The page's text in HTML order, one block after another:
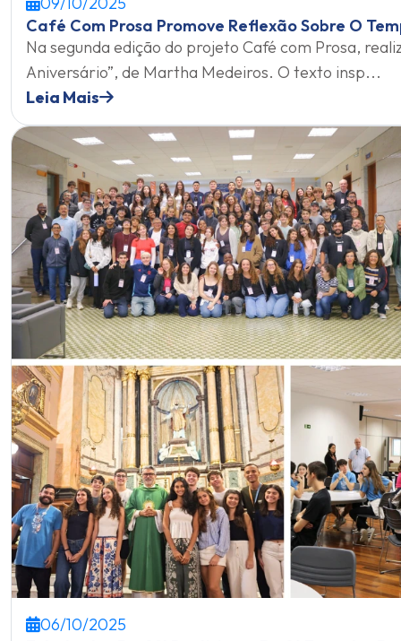
Café Com Prosa Promove Reflexão Sobre O
Na segunda edição do projeto Café com Prosa,
Aniversário”, de Martha Medeiros. O texto insp...
Leia Mais
06/10/2025